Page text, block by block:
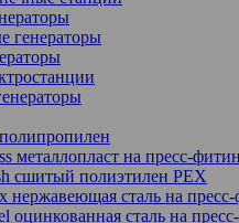
генераторы
металлопласт на пресс-
сшитый полиэтилен PEX
нержавеющая сталь на
оцинкованная сталь на